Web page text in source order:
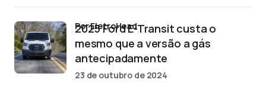
2025 Ford E-Transit custa o
mesmo que a versão a gás
antecipadamente
por EletroHead
23 de outubro de 2024